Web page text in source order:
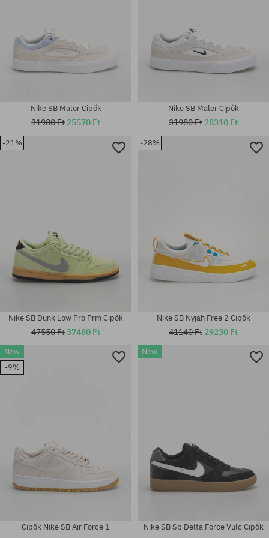
Elérhető méretek:
37.5; 38; 38.5; 39; 40; 40.5; 41;
Elérhető méretek:
38; 38.5; 39; 40; 40.5; 41; 42;
Elérhető méretek:
38; 38.5; 39; 40; 40.5; 41; 42;
Nike SB Malor Cipők
31980 Ft 25570 Ft
Elérhető méretek:
Nike SB Malor Cipők
31980 Ft 28310 Ft
-21%
Nike SB Dunk Low Pro Prm Cipők
47550 Ft37480 Ft
-28%
Nike SB Nyjah Free 2 Cipők
41140 Ft 29230 Ft
New
-9%
Cipők Nike SB Air Force 1
New
Nike SB Sb Delta Force Vulc Cipők